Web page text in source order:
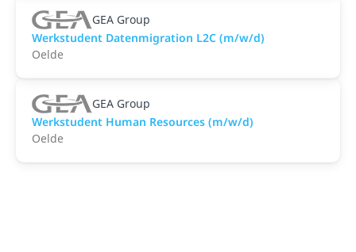
GEA Group
Werkstudent Datenmigration L2C (m/w/d)
Oelde
GEA Group
Werkstudent Human Resources (m/w/d)
Oelde